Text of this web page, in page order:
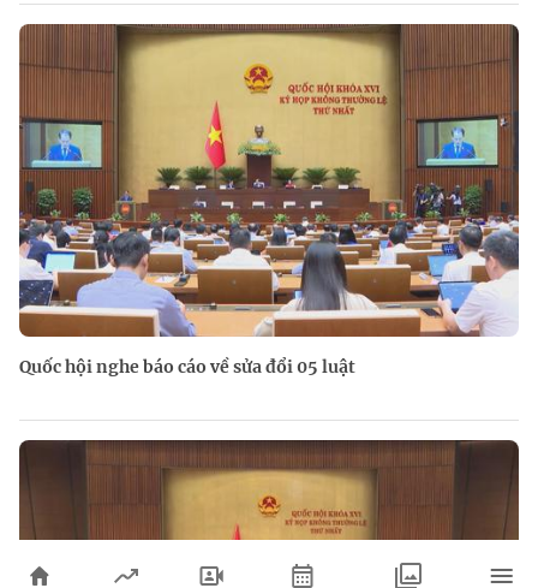
Quốc hội nghe báo cáo về sửa đổi 05 luật